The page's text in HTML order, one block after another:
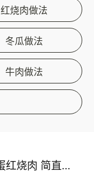
红烧肉做法
冬瓜做法
牛肉做法
今天这个鹌鹑蛋红烧肉 简直不要太下饭了